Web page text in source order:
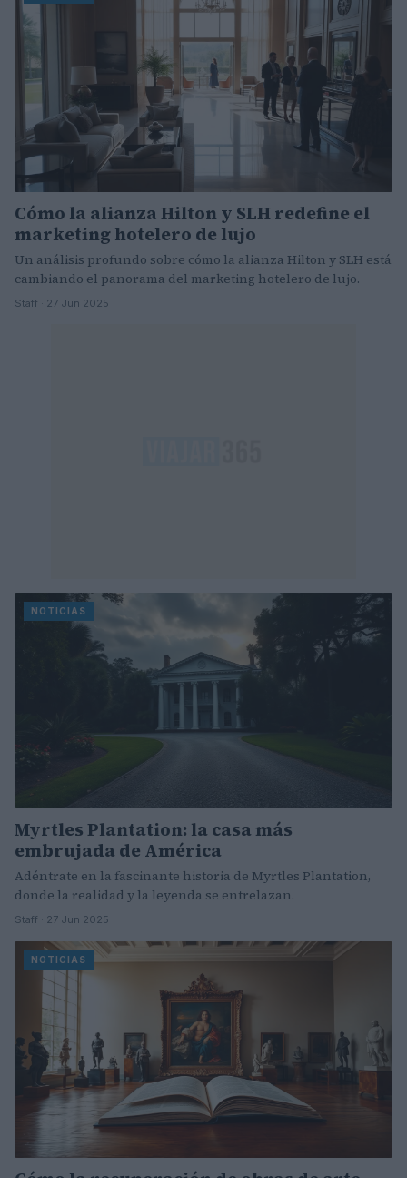
Cómo la alianza Hilton y SLH redefine el
marketing hotelero de lujo
Un análisis profundo sobre cómo la alianza Hilton y SLH está
cambiando el panorama del marketing hotelero de lujo.
Staff · 27 Jun 2025
NOTICIAS
Myrtles Plantation: la casa más
embrujada de América
Adéntrate en la fascinante historia de Myrtles Plantation,
donde la realidad y la leyenda se entrelazan.
Staff · 27 Jun 2025
NOTICIAS